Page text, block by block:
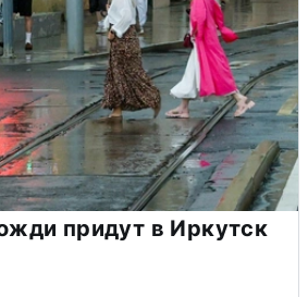
придут в Иркутск